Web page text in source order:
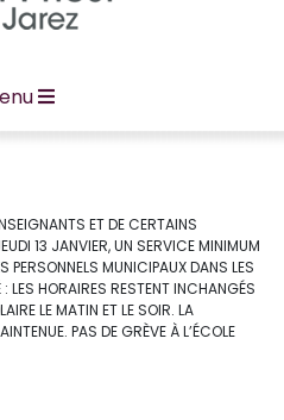
ET DE CERTAINS
13 JANVIER, UN SERVICE MINIMUM
PERSONNELS MUNICIPAUX DANS LES
LES HORAIRES RESTENT INCHANGÉS
LE MATIN ET LE SOIR. LA
PAS DE GRÈVE À L’ÉCOLE